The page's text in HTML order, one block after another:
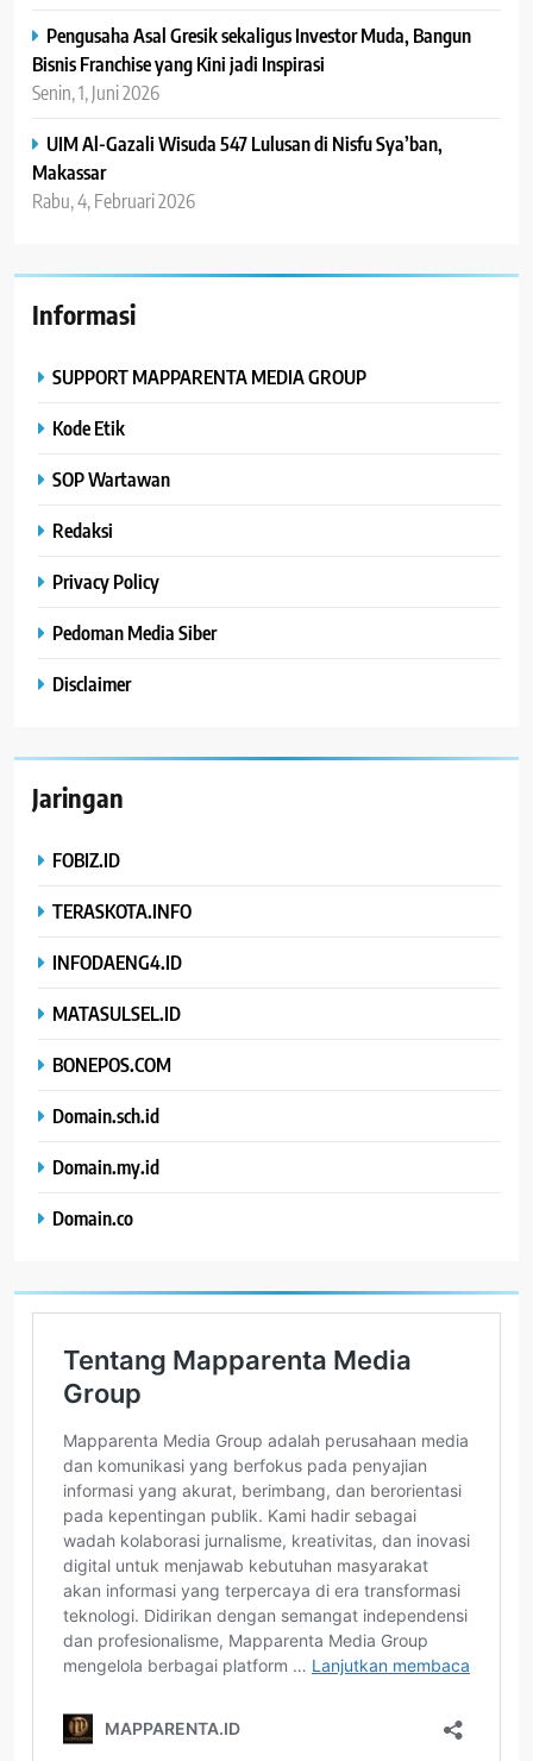
Pengusaha Asal Gresik sekaligus Investor Muda, Bangun
Bisnis Franchise yang Kini jadi Inspirasi
Senin, 1, Juni 2026
UIM Al-Gazali Wisuda 547 Lulusan di Nisfu Sya’ban,
Makassar
Rabu, 4, Februari 2026
Informasi
SUPPORT MAPPARENTA MEDIA GROUP
Kode Etik
SOP Wartawan
Redaksi
Privacy Policy
Pedoman Media Siber
Disclaimer
Jaringan
FOBIZ.ID
TERASKOTA.INFO
INFODAENG4.ID
MATASULSEL.ID
BONEPOS.COM
Domain.sch.id
Domain.my.id
Domain.co